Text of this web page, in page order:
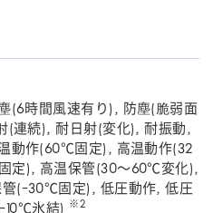
(6時間風速有り), 防塵(脆弱面
(連続), 耐日射(変化), 耐振動,
動作(60℃固定), 高温動作(32
定), 高温保管(30～60℃変化),
(-30℃固定), 低圧動作, 低圧
10℃氷結)
※2